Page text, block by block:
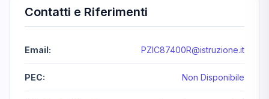
Contatti e Riferimenti
Email: PZIC87400R@istruzione.it
PEC: Non Disponibile